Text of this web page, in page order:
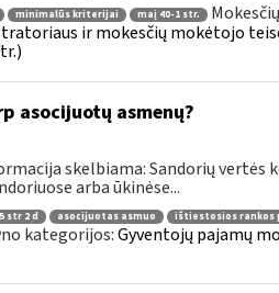
minimalūs kriterijai maį 40-1 str.
ir mokesčių mokėtojo
asocijuotų asmenų?
skelbiama: Sandorių vertės
arba ūkinėse...
str 2 d asocijuotas asmuo ištiestosios rankos
kategorijos:Gyventojų pajamų